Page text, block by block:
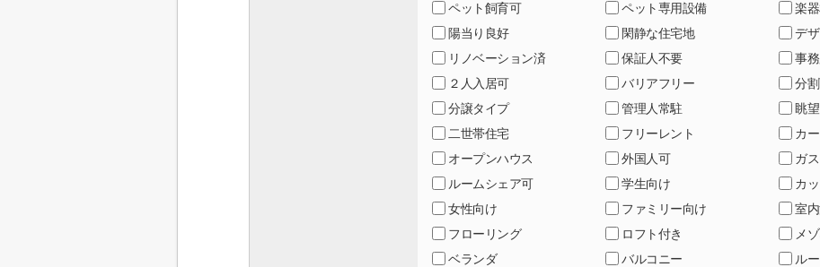
ペット飼育可 ペット専用設備
楽
陽当り良好
閑静な住宅地
デ
リノベーション済
保証人不要
事
２人入居可
バリアフリー
分
分譲タイプ
管理人常駐
眺
二世帯住宅
フリーレント
カ
オープンハウス
外国人可
ガ
ルームシェア可
学生向け
カ
女性向け
ファミリー向け
室
フローリング
ロフト付き
メ
ベランダ
バルコニー
ル